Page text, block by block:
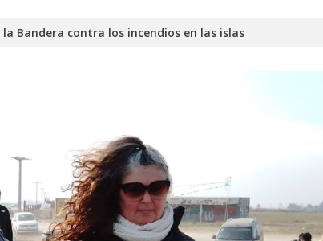
Bandera contra los incendios en las islas